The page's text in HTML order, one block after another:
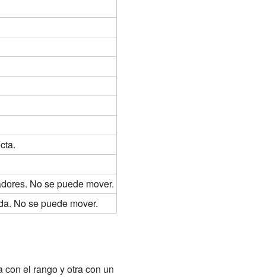
No se puede mover.
No se puede mover.
el rango y otra con un